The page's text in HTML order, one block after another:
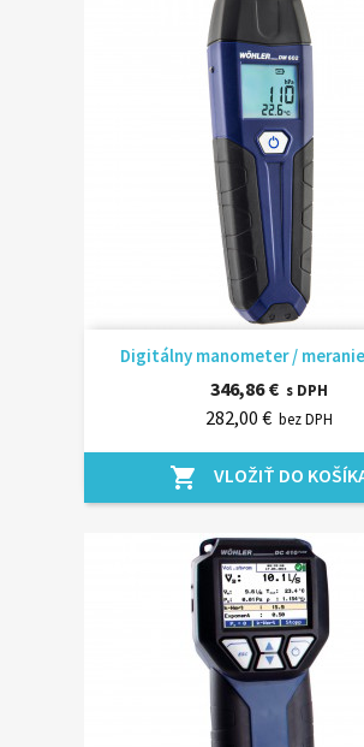
Digitálny manometer /
346,86 € s DPH
282,00 € bez DPH
shopping_cart VLOŽIŤ DO